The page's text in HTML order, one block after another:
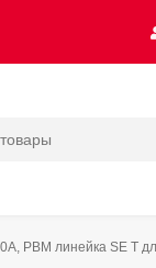
PBM линейка SE T